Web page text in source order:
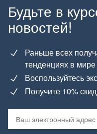
Будьте в
новостей!
Раньше всех
тенденциях в
Воспользуйтесь
Получите 10%